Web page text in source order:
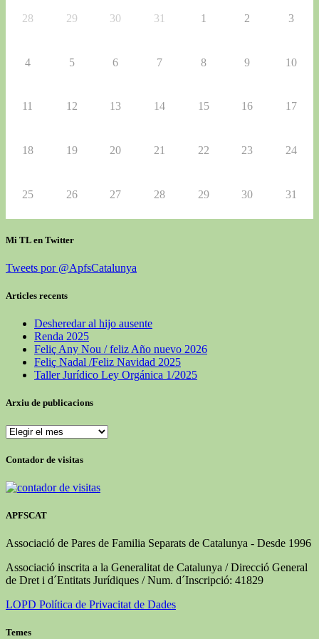
28 29 30 31 1 2 3
4 5 6 7 8 9 10
11 12 13 14 15 16 17
18 19 20 21 22 23 24
25 26 27 28 29 30 31
Mi TL en Twitter
Tweets por @ApfsCatalunya
Articles recents
Desheredar al hijo ausente
Renda 2025
Feliç Any Nou / feliz Año nuevo 2026
Feliç Nadal /Feliz Navidad 2025
Taller Jurídico Ley Orgánica 1/2025
Arxiu de publicacions
Arxiu
publicacions
Contador de visitas
APFSCAT
Associació de Pares de Familia Separats de Catalunya - Desde 1996
Associació inscrita a la Generalitat de Catalunya / Direcció General
de Dret i d´Entitats Jurídiques / Num. d´Inscripció: 41829
LOPD Política de Privacitat de Dades
Temes